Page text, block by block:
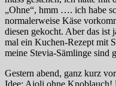
„Ohne“, hmm …. ich habe
normalerweise Käse
diesen gekocht. Aber das ist
mal ein Kuchen-Rezept mit
meine Stevia-Sämlinge sind
Gestern abend, ganz kurz
Idee: Aioli ohne Knoblauch!